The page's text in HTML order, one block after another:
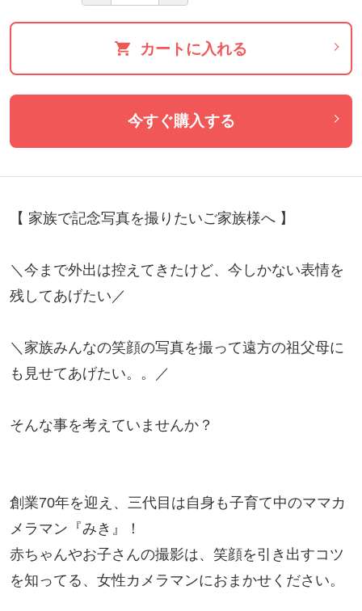
カートに入れる
今すぐ購入する
【 家族で記念写真を撮りたいご家族様へ 】
＼今まで外出は控えてきたけど、今しかない表情を
残してあげたい／
＼家族みんなの笑顔の写真を撮って遠方の祖父母に
も見せてあげたい。。／
そんな事を考えていませんか？
創業70年を迎え、三代目は自身も子育て中のママカ
メラマン『みき』！
赤ちゃんやお子さんの撮影は、笑顔を引き出すコツ
を知ってる、女性カメラマンにおまかせください。